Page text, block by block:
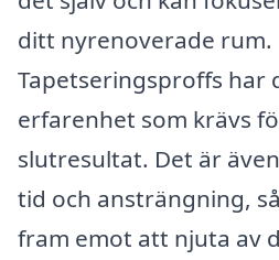
ditt nyrenoverade rum.
Tapetseringsproffs har
erfarenhet som krävs
slutresultat. Det är
tid och ansträngning,
fram emot att njuta av